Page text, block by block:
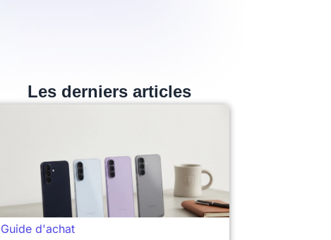
Les derniers articles
Guide d'achat